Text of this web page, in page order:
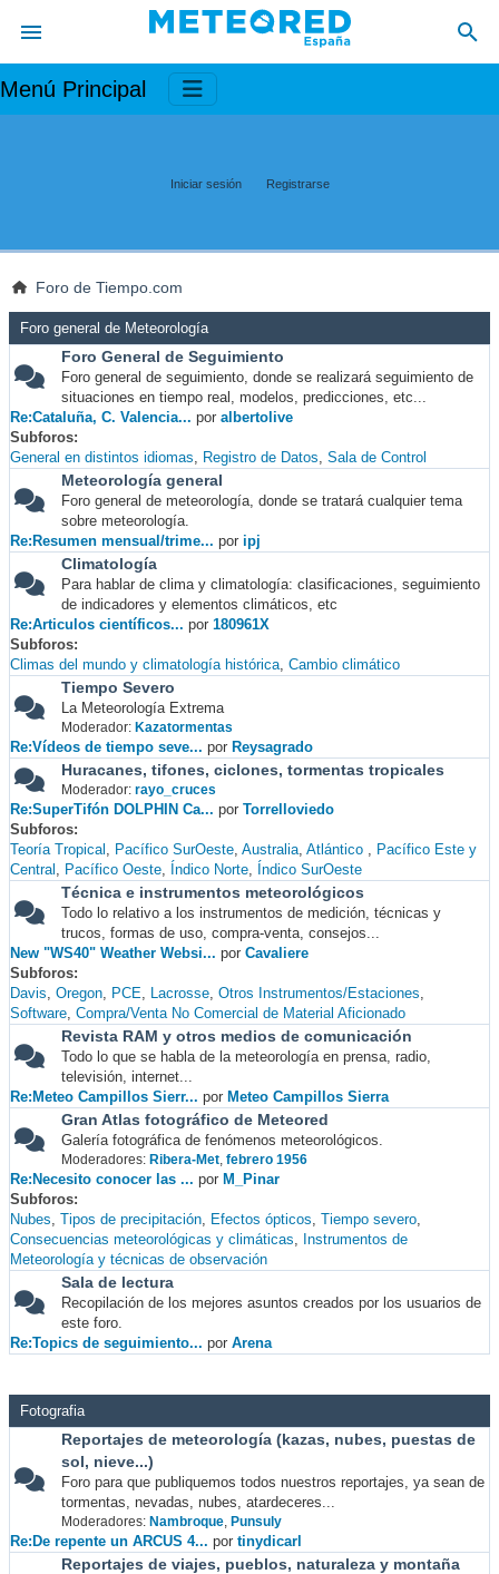
Menú Principal
Iniciar sesión Registrarse
Foro de Tiempo.com
Foro general de Meteorología
Foro General de Seguimiento
Foro general de seguimiento, donde se realizará seguimiento de
situaciones en tiempo real, modelos, predicciones, etc...
Re:Cataluña, C. Valencia... por albertolive
Subforos
General en distintos idiomas
Registro de Datos Sala de Control
Meteorología general
Foro general de meteorología, donde se tratará cualquier tema
sobre meteorología.
Re:Resumen mensual/trime... por ipj
Climatología
Para hablar de clima y climatología: clasificaciones, seguimiento
de indicadores y elementos climáticos, etc
Re:Articulos científicos... por 180961X
Subforos
Climas del mundo y climatología histórica Cambio climático
Tiempo Severo
La Meteorología Extrema
Moderador: Kazatormentas
Re:Vídeos de tiempo seve... por Reysagrado
Huracanes, tifones, ciclones, tormentas tropicales
Moderador: rayo_cruces
Re:SuperTifón DOLPHIN Ca... por Torrelloviedo
Subforos
Teoría Tropical
Pacífico SurOeste Australia Atlántico
Pacífico Este y
Central
Pacífico Oeste Índico Norte Índico SurOeste
Técnica e instrumentos meteorológicos
Todo lo relativo a los instrumentos de medición, técnicas y
trucos, formas de uso, compra-venta, consejos...
New "WS40" Weather Websi... por Cavaliere
Subforos
Davis Oregon PCE Lacrosse Otros Instrumentos/Estaciones
Software Compra/Venta No Comercial de Material Aficionado
Revista RAM y otros medios de comunicación
Todo lo que se habla de la meteorología en prensa, radio,
televisión, internet...
Re:Meteo Campillos Sierr... por Meteo Campillos Sierra
Gran Atlas fotográfico de Meteored
Galería fotográfica de fenómenos meteorológicos.
Moderadores: Ribera-Met, febrero 1956
Re:Necesito conocer las ... por M_Pinar
Subforos
Nubes Tipos de precipitación Efectos ópticos Tiempo severo
Consecuencias meteorológicas y climáticas
Instrumentos de
Meteorología y técnicas de observación
Sala de lectura
Recopilación de los mejores asuntos creados por los usuarios de
este foro.
Re:Topics de seguimiento... por Arena
Fotografia
Reportajes de meteorología (kazas, nubes, puestas de
sol, nieve...)
Foro para que publiquemos todos nuestros reportajes, ya sean de
tormentas, nevadas, nubes, atardeceres...
Moderadores: Nambroque, Punsuly
Re:De repente un ARCUS 4... por tinydicarl
Reportajes de viajes, pueblos, naturaleza y montaña